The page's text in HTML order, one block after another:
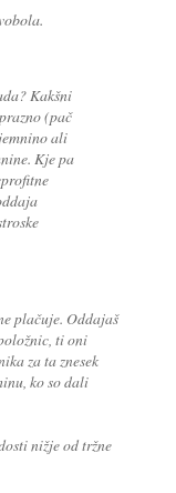
Kakšni
(pač
ali
Kje pa
plačuje. Oddajaš
ti oni
za ta znesek
ko so dali
nižje od tržne